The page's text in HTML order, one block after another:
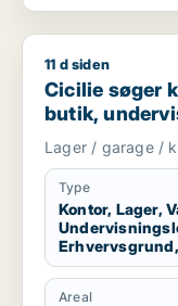
Cicilie søger
11 d siden
Cicilie søger
butik,
garage til
Nordsjælland
Lager / garage /
Type
Kontor, Lager,
Areal